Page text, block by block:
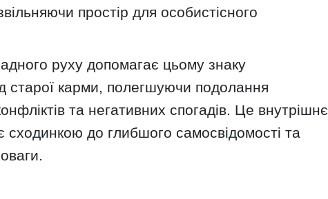
простір для особистісного
руху допомагає цьому знаку
старої карми, полегшуючи подолання
та негативних спогадів. Це внутрішнє
сходинкою до глибшого самосвідомості та